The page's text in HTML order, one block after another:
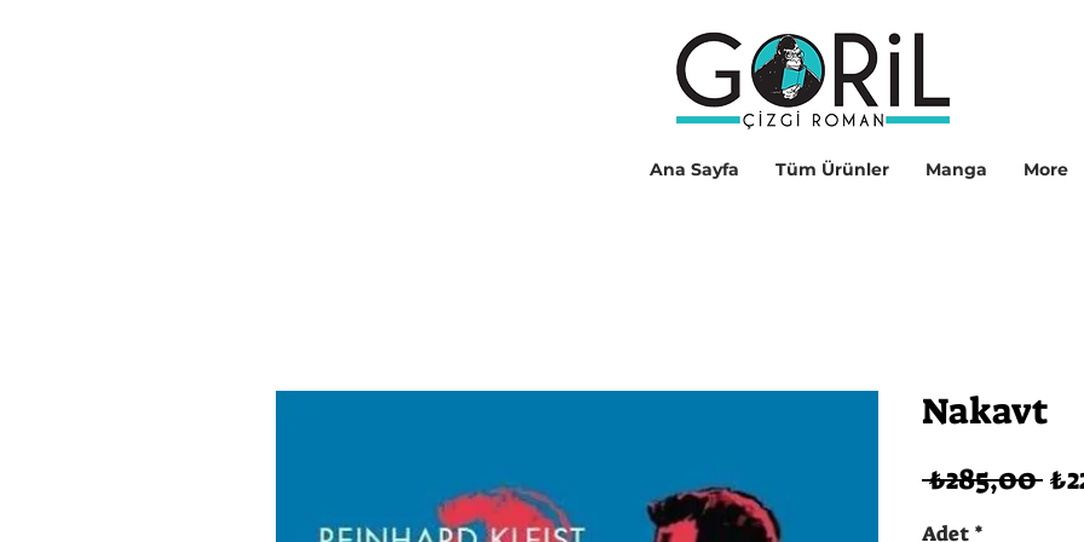
Ana Sayfa Tüm Ürünler Manga More
Nakavt
₺285,00
Adet *